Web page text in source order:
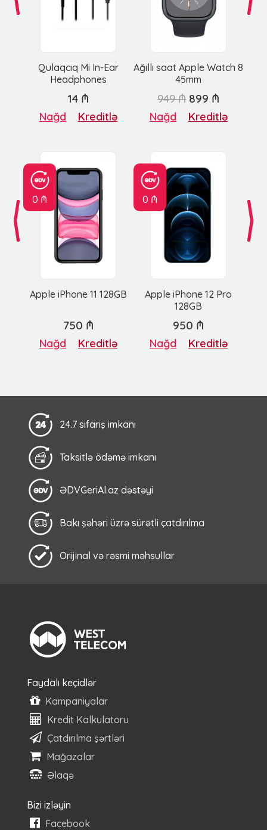
Qulaqcıq Mi In-Ear
Headphones
Ağıllı saat Apple Watch 8
45mm
14 ₼
Nağd Kreditlə
949 ₼ 899 ₼
Nağd Kreditlə
0 ₼
Apple iPhone 11 128GB
0 ₼
Apple iPhone 12 Pro
128GB
750 ₼
Nağd Kreditlə
950 ₼
Nağd Kreditlə
24.7 sifariş imkanı
Taksitlə ödəmə imkanı
ƏDVGeriAl.az dəstəyi
Bakı şəhəri üzrə sürətli çatdırılma
Orijinal və rəsmi məhsullar
Faydalı keçidlər
Kampaniyalar
Kredit Kalkulatoru
Çatdırılma şərtləri
Mağazalar
Əlaqə
Bizi izləyin
Facebook